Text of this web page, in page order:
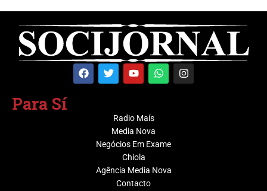
Para Sí
Radio Maís
Media Nova
Negócios Em Exame
Chiola
Agência Media Nova
Contacto